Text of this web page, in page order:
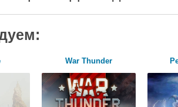
War Thunder